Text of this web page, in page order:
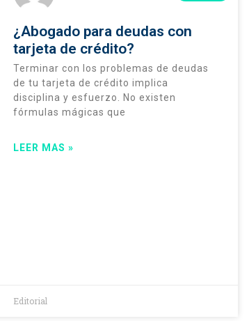
¿Abogado para deudas con
tarjeta de crédito?
Terminar con los problemas de deudas
de tu tarjeta de crédito implica
disciplina y esfuerzo. No existen
fórmulas mágicas que
LEER MAS »
Editorial